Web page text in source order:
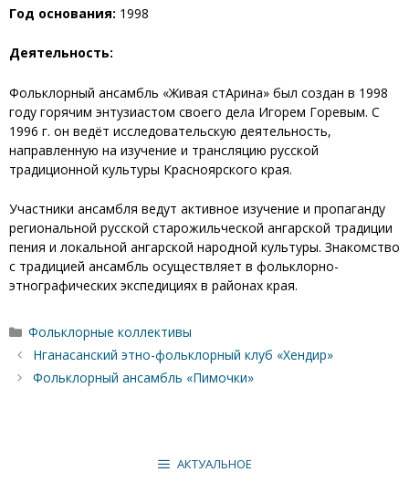
Год основания: 1998
Деятельность:
Фольклорный ансамбль «Живая стАрина» был создан в 1998
году горячим энтузиастом своего дела Игорем Горевым. С
1996 г. он ведёт исследовательскую деятельность,
направленную на изучение и трансляцию русской
традиционной культуры Красноярского края.
Участники ансамбля ведут активное изучение и пропаганду
региональной русской старожильческой ангарской традиции
пения и локальной ангарской народной культуры. Знакомство
с традицией ансамбль осуществляет в фольклорно-
этнографических экспедициях в районах края.
Рубрики
Фольклорные коллективы
Нганасанский этно-фольклорный клуб «Хендир»
Фольклорный ансамбль «Пимочки»
АКТУАЛЬНОЕ